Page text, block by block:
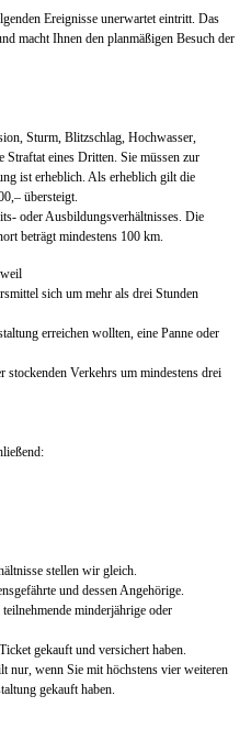
Ereignisse unerwartet eintritt. Das
macht Ihnen den planmäßigen Besuch der
Sturm, Blitzschlag, Hochwasser,
Straftat eines Dritten. Sie müssen zur
ist erheblich. Als erheblich gilt die
übersteigt.
oder Ausbildungsverhältnisses. Die
beträgt mindestens 100 km.
sich um mehr als drei Stunden
erreichen wollten, eine Panne oder
Verkehrs um mindestens drei
stellen wir gleich.
und dessen Angehörige.
minderjährige oder
gekauft und versichert haben.
nur, wenn Sie mit höchstens vier weiteren
gekauft haben.